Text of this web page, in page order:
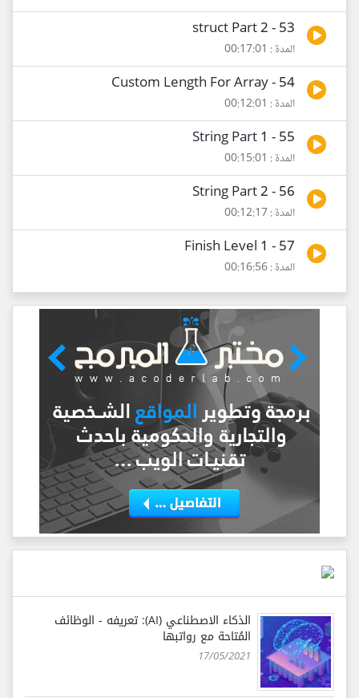
53 - struct Part 2
المدة : 00:17:01
54 - Custom Length For Array
المدة : 00:12:01
55 - String Part 1
المدة : 00:15:01
56 - String Part 2
المدة : 00:12:17
57 - Finish Level 1
المدة : 00:16:56
الذكاء الاصطناعي (AI): تعريفه - الوظائف
المُتاحة مع رواتبها
17/05/2021